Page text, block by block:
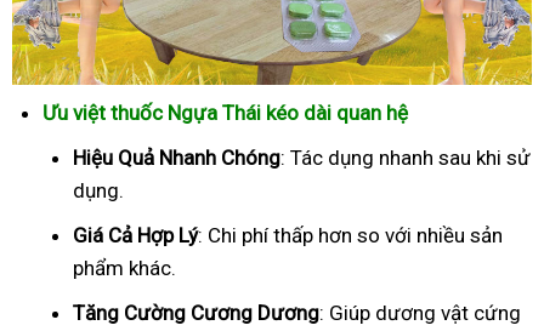
Ưu việt thuốc Ngựa Thái kéo dài quan hệ
Hiệu Quả Nhanh Chóng: Tác dụng nhanh sau khi sử
dụng.
Giá Cả Hợp Lý: Chi phí thấp hơn so với nhiều sản
phẩm khác.
Tăng Cường Cương Dương: Giúp dương vật cứng